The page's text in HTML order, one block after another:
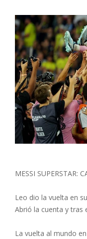
MESSI SUPERSTAR:
Leo dio la vuelta en
Abrió la cuenta y tras
La vuelta al mundo